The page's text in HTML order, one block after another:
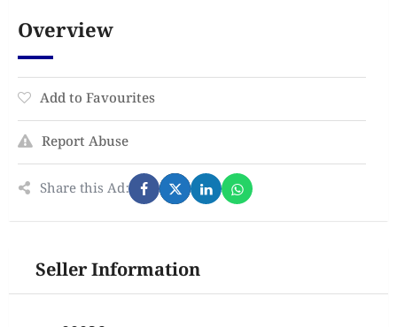
Overview
Add to Favourites
Report Abuse
Share this Ad:
Seller Information